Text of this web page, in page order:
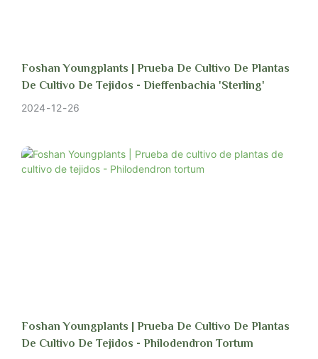
Foshan Youngplants | Prueba De Cultivo De Plantas
De Cultivo De Tejidos - Dieffenbachia 'Sterling'
2024 12 26
Foshan Youngplants | Prueba De Cultivo De Plantas
De Cultivo De Tejidos - Philodendron Tortum